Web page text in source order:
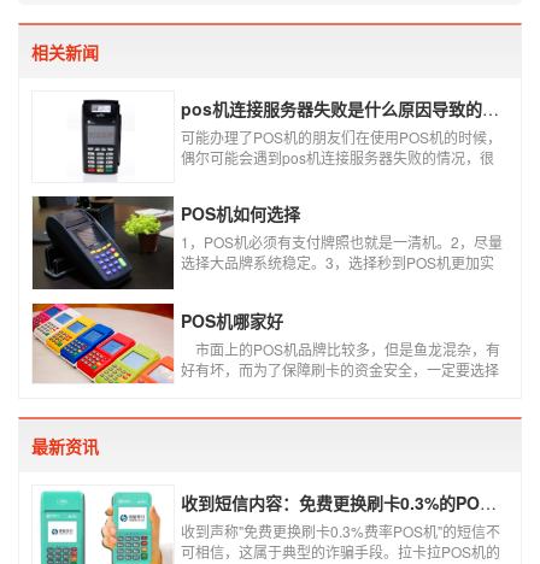
相关新闻
pos机连接服务器失败是什么原因导致的？附解决办法
可能办理了POS机的朋友们在使用POS机的时候，
偶尔可能会遇到pos机连接服务器失败的情况，很
失败是什么原因导致的？以及出现这种情况又该如
何解决。
POS机如何选择
1，POS机必须有支付牌照也就是一清机。2，尽量
选择大品牌系统稳定。3，选择秒到POS机更加实
选择大POS机。6，个人使用的POS机，系统要支
持商户智能切换智能匹配。7，必须是标准类商户
不可以跳类别或者跳区域。8，了解自己的需求选
POS机哪家好
​ 市面上的POS机品牌比较多，但是鱼龙混杂，有
好有坏，而为了保障刷卡的资金安全，一定要选择
最新资讯
收到短信内容：免费更换刷卡0.3%的POS机，可以相信吗？
收到声称"免费更换刷卡0.3%费率POS机"的短信不
可相信，这属于典型的诈骗手段。拉卡拉POS机的